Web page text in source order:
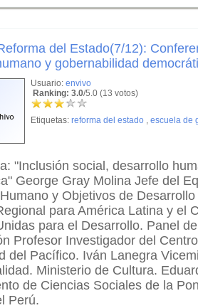
del Estado(7/12):
y gobernabilidad
Usuario: envivo
Ranking: 3.0/5.0 (13 votos)
Etiquetas: reforma del estado , escuela de
"Inclusión social, desarrollo
George Gray Molina Jefe del
y Objetivos de
para América Latina y el
para el Desarrollo. Panel
Profesor Investigador del
del Pacífico. Iván Lanegra
Ministerio de Cultura.
de Ciencias Sociales de la
Perú.